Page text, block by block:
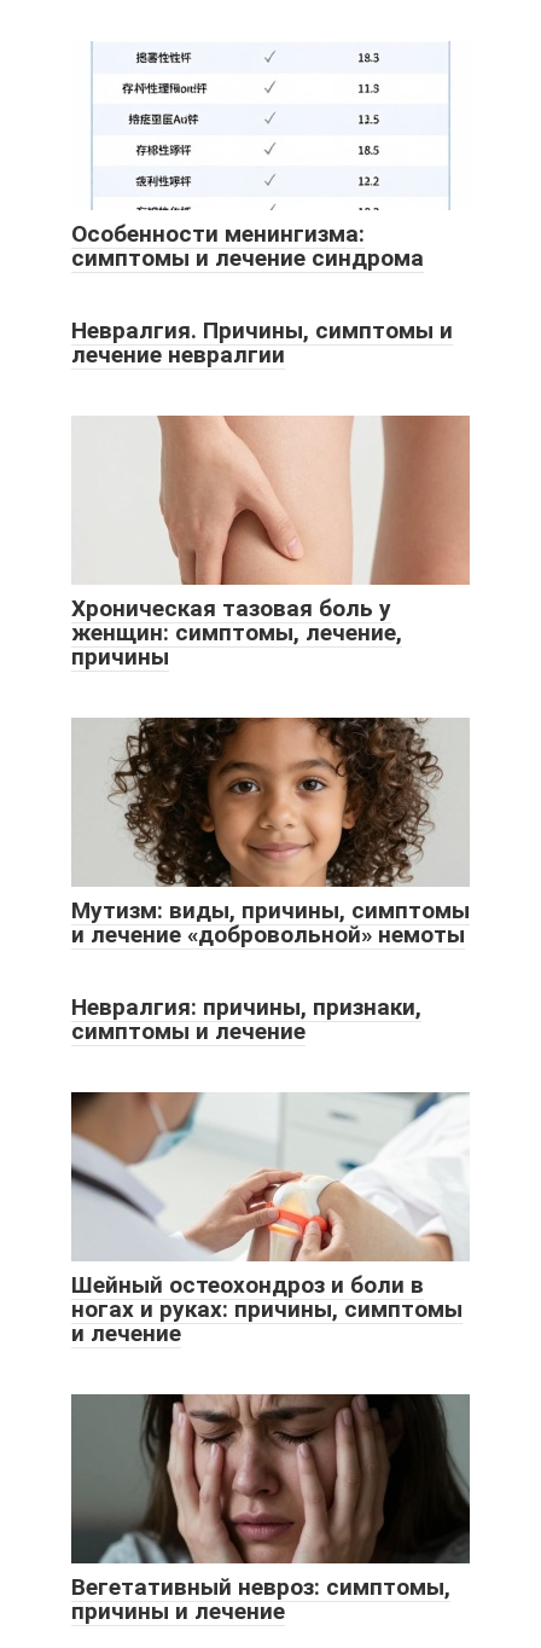
Особенности менингизма:
симптомы и лечение синдрома
Невралгия. Причины, симптомы и
лечение невралгии
Хроническая тазовая боль у
женщин: симптомы, лечение,
причины
Мутизм: виды, причины, симптомы
и лечение «добровольной» немоты
Невралгия: причины, признаки,
симптомы и лечение
Шейный остеохондроз и боли в
ногах и руках: причины, симптомы
и лечение
Вегетативный невроз: симптомы,
причины и лечение